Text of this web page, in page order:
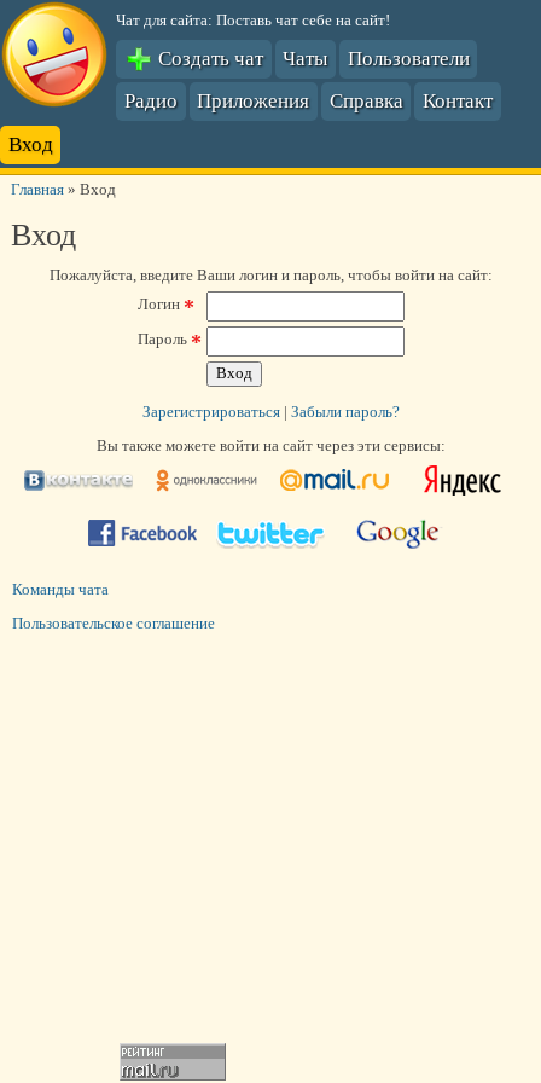
Чат для сайта: Поставь чат себе на сайт!
Создать чат Чаты
Пользователи
Радио
Приложения Справка
Контакт
Вход
Главная» Вход
Вход
Пожалуйста, введите Ваши логин и пароль, чтобы войти на сайт:
Логин *
Пароль *
Зарегистрироваться| Забыли пароль?
Вы также можете войти на сайт через эти сервисы:
Команды чата
Пользовательское соглашение